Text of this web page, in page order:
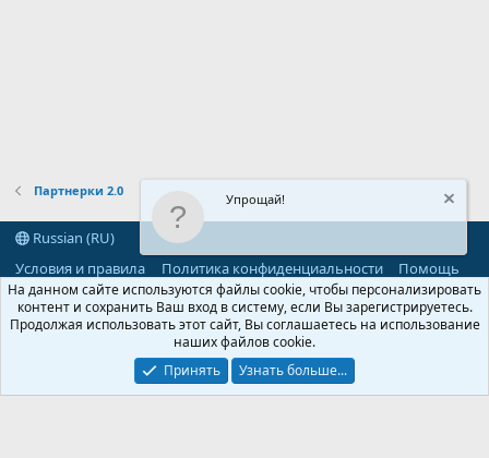
Партнерки 2.0
Russian (RU)
Условия и правила
Политика конфиденциальности Помощь
R
S
Community platform by XenForo® © 2010-2026 XenForo Ltd.
Parts of this site powered byadd-ons from DragonByte™
DragonByte Technologies(Details)
©2010-2026 XenForo Ltd.
Упрощай!
На данном сайте используются файлы cookie, чтобы персонализировать
контент и сохранить Ваш вход в систему, если Вы зарегистрируетесь.
Продолжая использовать этот сайт, Вы соглашаетесь на использование
наших файлов cookie.
Принять
Узнать больше...